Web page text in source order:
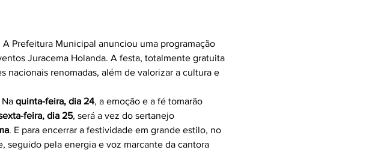
A Prefeitura Municipal anunciou uma programação
Juracema Holanda. A festa, totalmente gratuita
nacionais renomadas, além de valorizar a cultura e
quinta-feira, dia 24, a emoção e a fé tomarão
feira, dia 25, será a vez do sertanejo
. E para encerrar a festividade em grande estilo, no
seguido pela energia e voz marcante da cantora